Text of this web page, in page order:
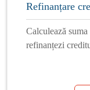
Refinanțare
Calculează
refinanțezi